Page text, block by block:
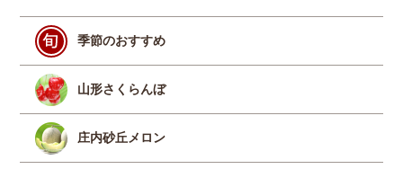
季節のおすすめ
山形さくらんぼ
庄内砂丘メロン